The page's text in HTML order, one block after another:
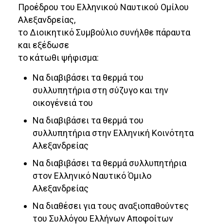
Προέδρου του Ελληνικού Ναυτικού Ομίλου
Αλεξανδρείας,
το Διοικητικό Συμβούλιο συνήλθε πάραυτα
και εξέδωσε
το κάτωθι ψήφισμα:
Να διαβιβάσει τα θερμά του
συλλυπητήρια στη σύζυγο και την
οικογένειά του
Να διαβιβάσει τα θερμά του
συλλυπητήρια στην Ελληνική Κοινότητα
Aλεξανδρείας
Να διαβιβάσει τα θερμά συλλυπητήρια
στον Ελληνικό Ναυτικό Όμιλο
Αλεξανδρείας
Να διαθέσει για τους αναξιοπαθούντες
του Συλλόγου Ελλήνων Αποφοίτων